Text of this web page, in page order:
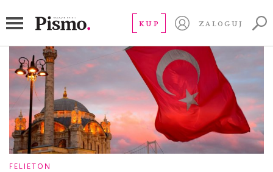
KUP ZALOGUJ
recep tayyip erdogan
FELIETON